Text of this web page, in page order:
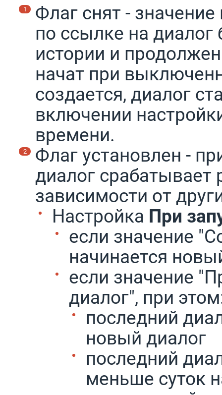
Флаг снят -
по ссылке на диалог
истории и
начат при
создается, диалог
включении
времени.
Флаг установлен -
диалог срабатывает
зависимости от
Настройка При
если значение
начинается
если значение
диалог", при
последний
новый диалог
последний
меньше суток